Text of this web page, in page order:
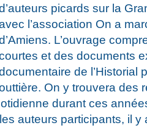
picards sur la
l’association On a
L’ouvrage
et des documents
de l’Historial
On y trouvera des
durant ces
auteurs participants, il